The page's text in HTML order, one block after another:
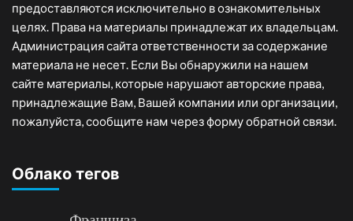
предоставляются исключительно в ознакомительных
целях. Права на материалы принадлежат их владельцам.
Администрация сайта ответственности за содержание
материала не несет. Если Вы обнаружили на нашем
сайте материалы, которые нарушают авторские права,
принадлежащие Вам, Вашей компании или организации,
пожалуйста, сообщите нам через форму обратной связи.
Облако тегов